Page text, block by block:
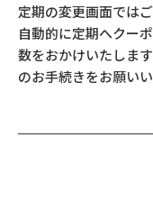
定期の変更画面では
自動的に定期へクー
数をおかけいたしま
のお手続きをお願いい